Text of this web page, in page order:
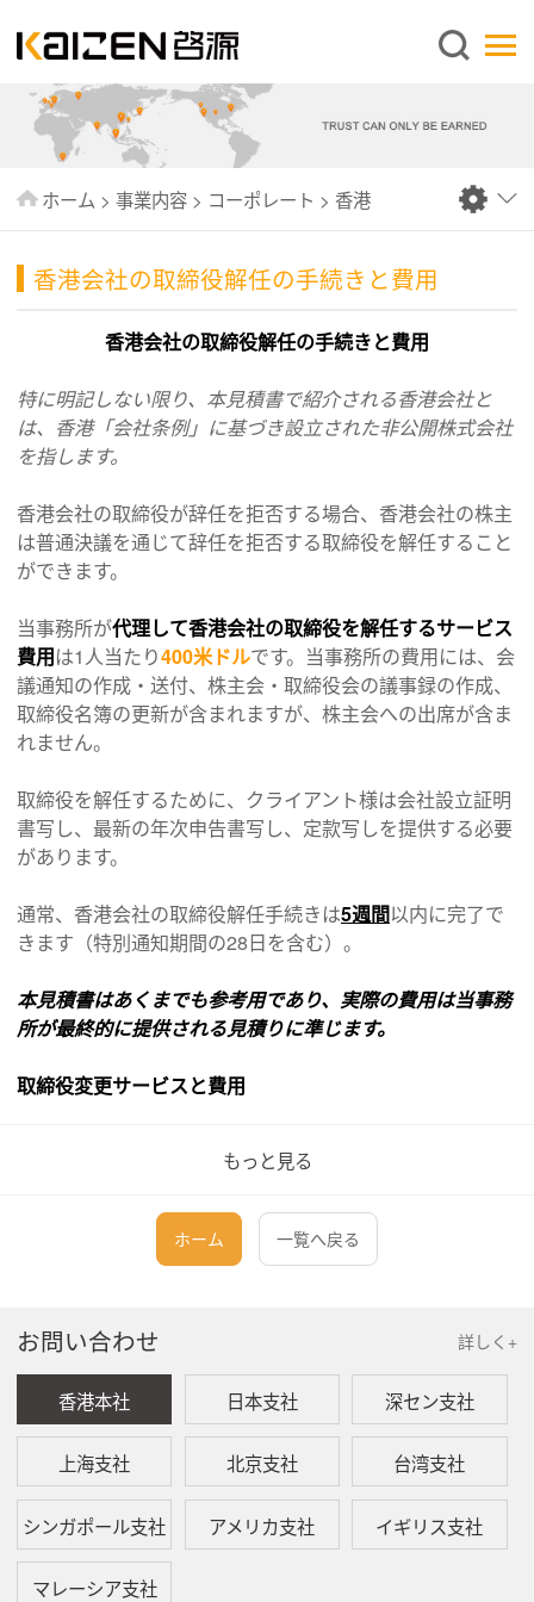
日本語
企業情報
事業内容
ニュース
情報
よくあるご質問
お問い合わせ
ホーム > 事業内容 > コーポレート > 香港
香港会社の取締役解任の手続きと費用
香港会社の取締役解任の手続きと費用
特に明記しない限り、本見積書で紹介される香港会社と
は、香港「会社条例」に基づき設立された非公開株式会社
を指します。
香港会社の取締役が辞任を拒否する場合、香港会社の株主
は普通決議を通じて辞任を拒否する取締役を解任すること
ができます。
当事務所が代理して香港会社の取締役を解任するサービス
費用は1人当たり400米ドルです。当事務所の費用には、会
議通知の作成・送付、株主会・取締役会の議事録の作成、
取締役名簿の更新が含まれますが、株主会への出席が含ま
れません。
取締役を解任するために、クライアント様は会社設立証明
書写し、最新の年次申告書写し、定款写しを提供する必要
があります。
通常、香港会社の取締役解任手続きは5週間以内に完了で
きます（特別通知期間の28日を含む）。
本見積書はあくまでも参考用であり、実際の費用は当事務
所が最終的に提供される見積りに準じます。
取締役変更サービスと費用
です。具体的には以下の通りです。
会社の定款の確認
取締役解任の理由、株主会の場所・日付・時間を確
認するためのクライアント様との相談
事録、普通決議及び香港会社の指定したフォームの
会議に参加する資格のある者への会議通知の送信
指定したフォームの香港会社登記所への提出
備考：
(1)
上述の費用には取締役解任に関する株主会への出席
が含まれません。
もっと見る
ホーム 一覧へ戻る
詳しく+
お問い合わせ
香港本社 日本支社 深セン支社
上海支社 北京支社 台湾支社
シンガポール支社 アメリカ支社 イギリス支社
マレーシア支社